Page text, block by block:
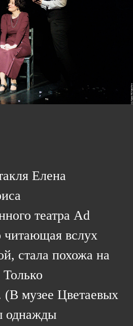
Елена
театра Ad
читающая вслух
стала похожа на
музее Цветаевых
однажды